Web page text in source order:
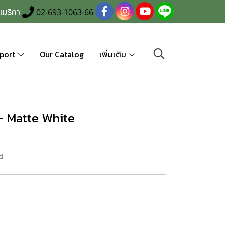
ริกา 02-693-1063-66
Our Catalog เพิ่มเติม
Matte White